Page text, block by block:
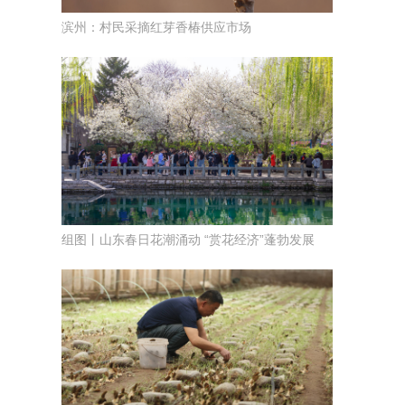
滨州：村民采摘红芽香椿供应市场
组图丨山东春日花潮涌动 “赏花经济”蓬勃发展